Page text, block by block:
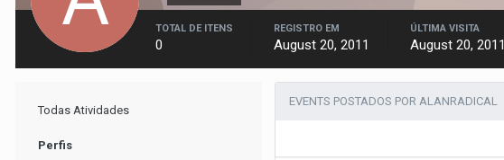
TOTAL DE ITENS
0
REGISTRO EM
August 20, 2011
ÚLTIMA VISITA
August 20, 2011
Todas Atividades
Perfis
EVENTS POSTADOS POR ALANRADICAL